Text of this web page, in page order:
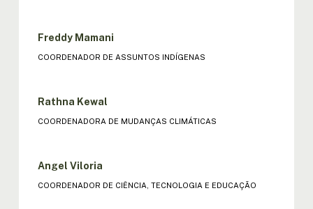
Freddy Mamani
COORDENADOR DE ASSUNTOS INDÍGENAS
Rathna Kewal
COORDENADORA DE MUDANÇAS CLIMÁTICAS
Angel Viloria
COORDENADOR DE CIÊNCIA, TECNOLOGIA E EDUCAÇÃO